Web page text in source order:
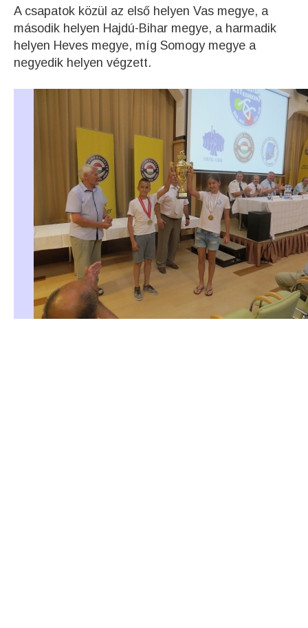
A csapatok közül az első helyen Vas megye, a
második helyen Hajdú-Bihar megye, a harmadik
helyen Heves megye, míg Somogy megye a
negyedik helyen végzett.